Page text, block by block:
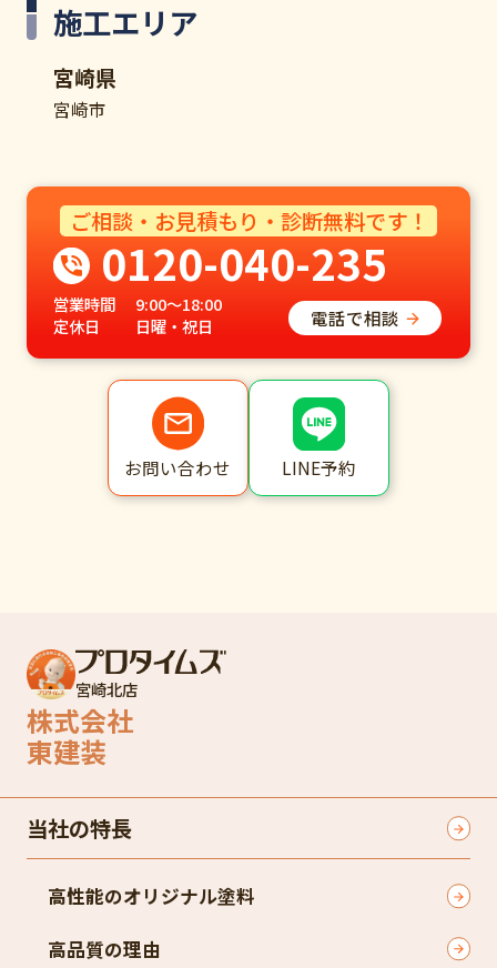
施工エリア
宮崎県
宮崎市
ご相談・お見積もり・診断無料です！
0120-040-235
営業時間
9:00～18:00
定休日
日曜・祝日 電話で相談
お問い合わせ LINE予約
宮崎北店
株式会社
東建装
当社の特長
高性能のオリジナル塗料
高品質の理由